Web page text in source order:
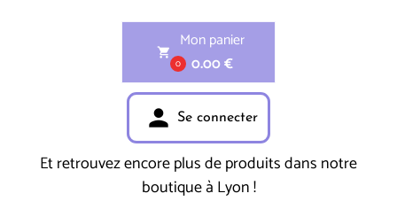
shopping_cart
0
Mon panier
0.00 €
person Se connecter
Et retrouvez encore plus de produits dans notre
boutique à Lyon !